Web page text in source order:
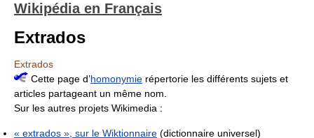
Wikipédia en Français
Extrados
Extrados
Cette page d’homonymie répertorie les différents sujets et
articles partageant un même nom.
Sur les autres projets Wikimedia :
« extrados », sur le Wiktionnaire (dictionnaire universel)